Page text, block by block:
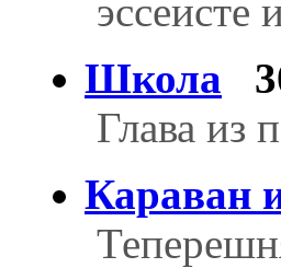
эссеисте
Школа
Глава из
Караван